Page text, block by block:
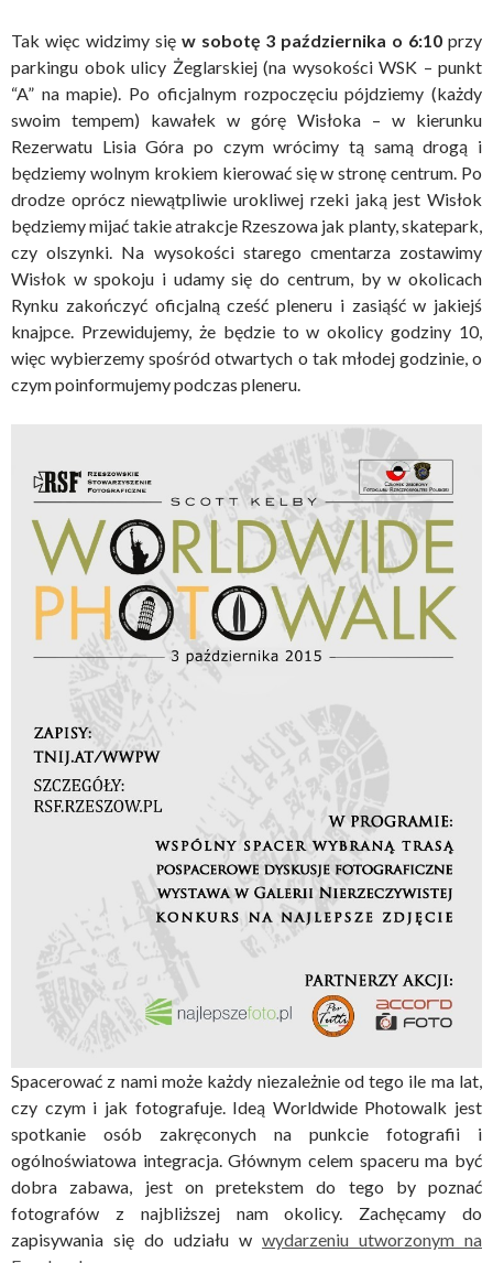
Tak więc widzimy się w sobotę 3 października o 6:10 przy
parkingu obok ulicy Żeglarskiej (na wysokości WSK – punkt
“A” na mapie). Po oficjalnym rozpoczęciu pójdziemy (każdy
swoim tempem) kawałek w górę Wisłoka – w kierunku
Rezerwatu Lisia Góra po czym wrócimy tą samą drogą i
będziemy wolnym krokiem kierować się w stronę centrum. Po
drodze oprócz niewątpliwie urokliwej rzeki jaką jest Wisłok
będziemy mijać takie atrakcje Rzeszowa jak planty, skatepark,
czy olszynki. Na wysokości starego cmentarza zostawimy
Wisłok w spokoju i udamy się do centrum, by w okolicach
Rynku zakończyć oficjalną cześć pleneru i zasiąść w jakiejś
knajpce. Przewidujemy, że będzie to w okolicy godziny 10,
więc wybierzemy spośród otwartych o tak młodej godzinie, o
czym poinformujemy podczas pleneru.
Spacerować z nami może każdy niezależnie od tego ile ma lat,
czy czym i jak fotografuje. Ideą Worldwide Photowalk jest
spotkanie osób zakręconych na punkcie fotografii i
ogólnoświatowa integracja. Głównym celem spaceru ma być
dobra zabawa, jest on pretekstem do tego by poznać
fotografów z najbliższej nam okolicy. Zachęcamy do
zapisywania się do udziału w wydarzeniu utworzonym na